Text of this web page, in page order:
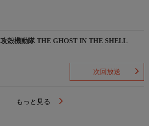
攻殻機動隊 THE GHOST IN THE SHELL
次回放送
もっと見る